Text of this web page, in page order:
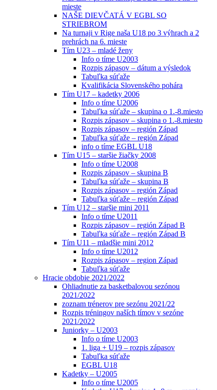
mieste
NAŠE DIEVČATÁ V EGBL SO
STRIEBROM
Na turnaji v Rige naša U18 po 3 výhrach a 2
prehrách na 6. mieste
Tím U23 – mladé ženy
Info o tíme U2003
Rozpis zápasov – dátum a výsledok
Tabuľka súťaže
Kvalifikácia Slovenského pohára
Tím U17 – kadetky 2006
Info o tíme U2006
Tabuľka súťaže – skupina o 1.-8.miesto
Rozpis zápasov – skupina o 1.-8.miesto
Rozpis zápasov – región Západ
Tabuľka súťaže – región Západ
info o tíme EGBL U18
Tím U15 – staršie žiačky 2008
Info o tíme U2008
Rozpis zápasov – skupina B
Tabuľka súťaže – skupina B
Rozpis zápasov – región Západ
Tabuľka súťaže – región Západ
Tím U12 – staršie mini 2011
Info o tíme U2011
Rozpis zápasov – región Západ B
Tabuľka súťaže – región Západ B
Tím U11 – mladšie mini 2012
Info o tíme U2012
Rozpis zápasov – region Západ
Tabuľka súťaže
Hracie obdobie 2021/2022
Ohliadnutie za basketbalovou sezónou
2021/2022
zoznam trénerov pre sezónu 2021/22
Rozpis tréningov naších tímov v sezóne
2021/2022
Juniorky – U2003
Info o tíme U2003
1. liga + U19 – rozpis zápasov
Tabuľka súťaže
EGBL U18
Kadetky – U2005
Info o tíme U2005